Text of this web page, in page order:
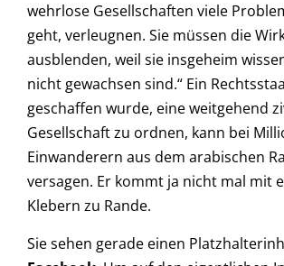
wehrlose Gesellschaften viele
geht, verleugnen. Sie müssen die
ausblenden, weil sie insgeheim
nicht gewachsen sind.“ Ein
geschaffen wurde, eine weitgehend
Gesellschaft zu ordnen, kann bei
Einwanderern aus dem arabischen
versagen. Er kommt ja nicht mal mit
Klebern zu Rande.
Sie sehen gerade einen